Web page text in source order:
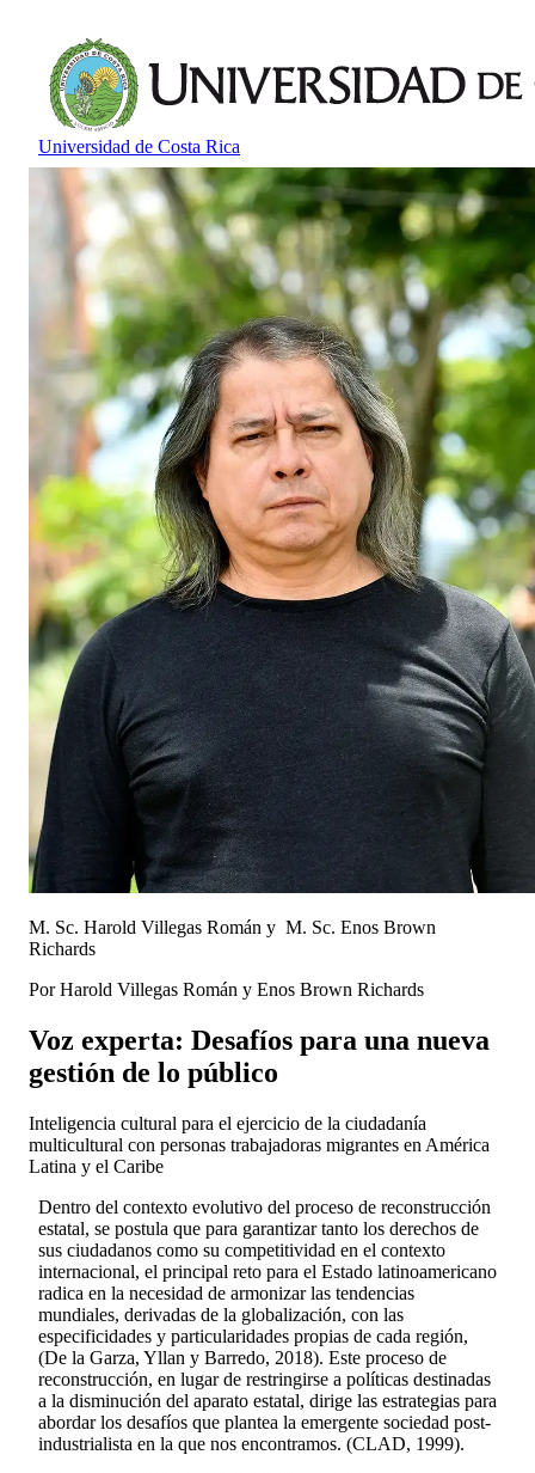
Universidad de Costa Rica
M. Sc. Harold Villegas Román y M. Sc. Enos Brown
Richards
Por Harold Villegas Román y Enos Brown Richards
Voz experta: Desafíos para una nueva
gestión de lo público
Inteligencia cultural para el ejercicio de la ciudadanía
multicultural con personas trabajadoras migrantes en América
Latina y el Caribe
Dentro del contexto evolutivo del proceso de reconstrucción
estatal, se postula que para garantizar tanto los derechos de
sus ciudadanos como su competitividad en el contexto
internacional, el principal reto para el Estado latinoamericano
radica en la necesidad de armonizar las tendencias
mundiales, derivadas de la globalización, con las
especificidades y particularidades propias de cada región,
(De la Garza, Yllan y Barredo, 2018). Este proceso de
reconstrucción, en lugar de restringirse a políticas destinadas
a la disminución del aparato estatal, dirige las estrategias para
abordar los desafíos que plantea la emergente sociedad post-
industrialista en la que nos encontramos. (CLAD, 1999).